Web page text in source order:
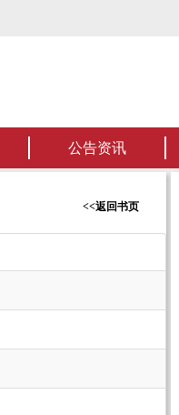
公告资讯
<<返回书页